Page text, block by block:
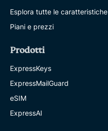
Esplora tutte le caratteristiche
Piani e prezzi
Prodotti
ExpressKeys
ExpressMailGuard
eSIM
ExpressAI